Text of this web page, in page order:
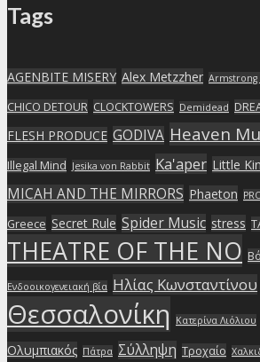
Tags
AGENBITE MISERY Alex Metzzher Armstrong
CHICO DETOUR CLOCKTOWERS Demidead
FLESH PRODUCE GODIVA Heaven
Illegal Mind Jesika von Rabbit Ka'aper Little
MICAH AND THE MIRRORS Phaeton
Greece Secret Rule Spider Music stress
THEATRE OF THE NO
Ενδοοικογενειακή βία Ηλίας Κωνσταντίνου
Θεσσαλονίκη Κατερίνα Λιόλιου
Ολυμπιακός Πάτρα Σύλληψη Τροχαίο